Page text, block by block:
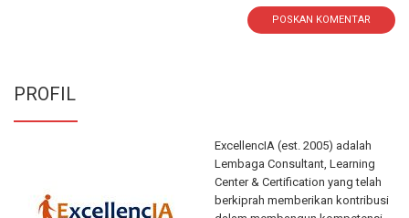
POSKAN KOMENTAR
PROFIL
ExcellencIA (est. 2005) adalah
Lembaga Consultant, Learning
Center & Certification yang telah
berkiprah memberikan kontribusi